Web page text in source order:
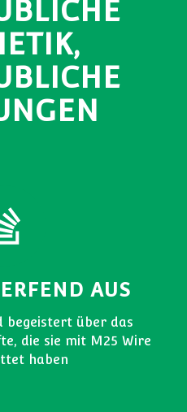
AUS
begeistert über das
die sie mit M25 Wire
haben